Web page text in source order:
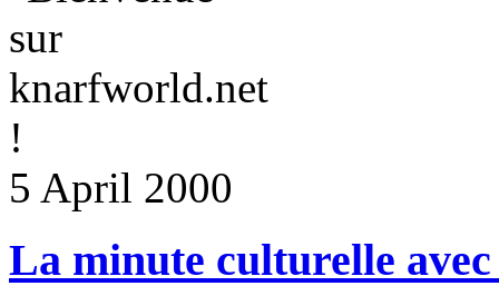
5 April 2000
La minute culturelle